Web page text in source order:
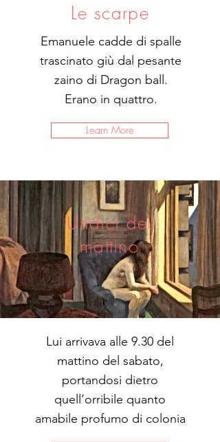
Le scarpe
Emanuele cadde di spalle
trascinato giù dal pesante
zaino di Dragon ball.
Erano in quattro.
Learn More
Lui arrivava alle 9.30 del
mattino del sabato,
portandosi dietro
quell’orribile quanto
amabile profumo di colonia
Undici del
mattino